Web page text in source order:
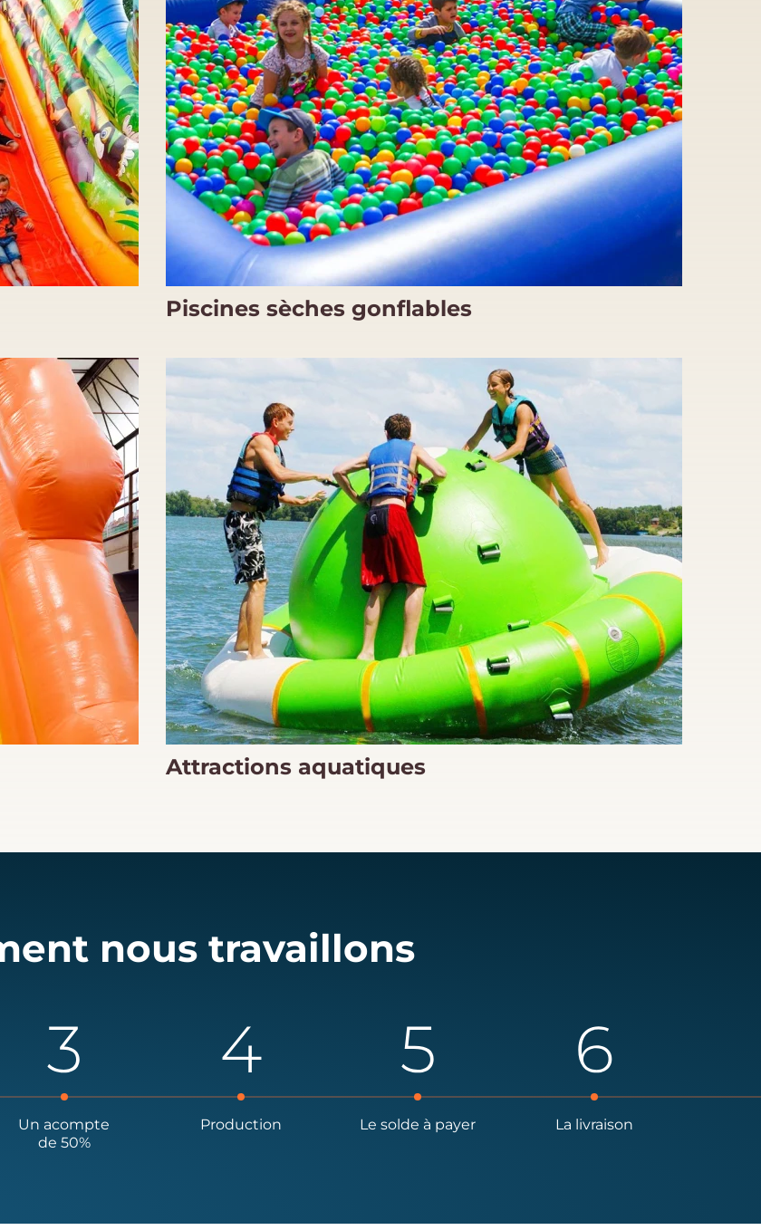
Piscines sèches gonflables
Attractions aquatiques
nous travaillons
Un acompte
de 50%
Production Le solde à payer La livraison